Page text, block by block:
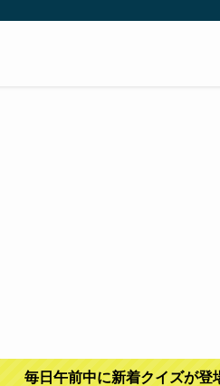
毎日午前中に新着クイズが登